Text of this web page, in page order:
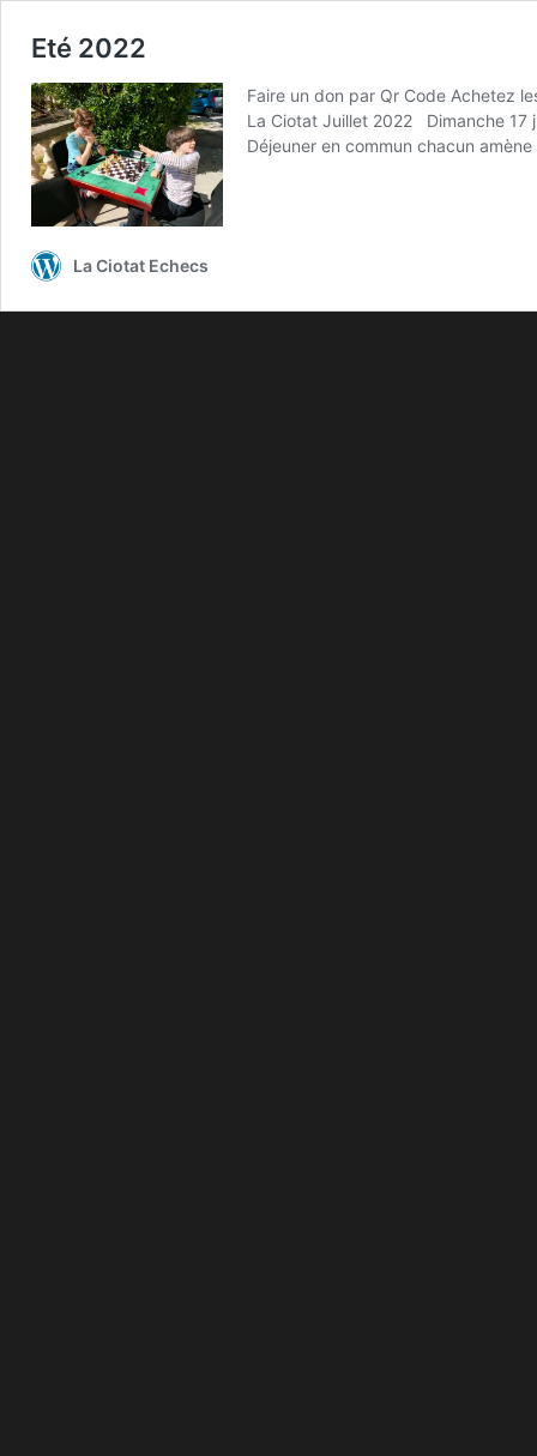
Eté 2022
Faire un don par Qr Code Achetez
La Ciotat Juillet 2022 Dimanche 17
Déjeuner en commun chacun
La Ciotat Echecs